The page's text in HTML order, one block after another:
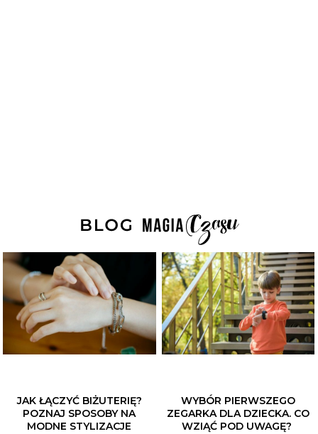
JAK ŁĄCZYĆ BIŻUTERIĘ?
POZNAJ SPOSOBY NA
MODNE STYLIZACJE
WYBÓR PIERWSZEGO
ZEGARKA DLA DZIECKA. CO
WZIĄĆ POD UWAGĘ?